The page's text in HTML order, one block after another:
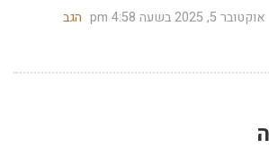
אוקטובר 5, 2025 בשעה 4:58 pm
הגב